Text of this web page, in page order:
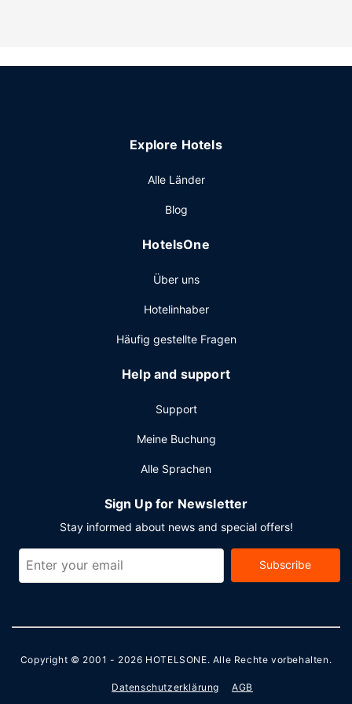
Explore Hotels
Alle Länder
Blog
HotelsOne
Über uns
Hotelinhaber
Häufig gestellte Fragen
Help and support
Support
Meine Buchung
Alle Sprachen
Sign Up for Newsletter
Stay informed about news and special offers!
Subscribe
Copyright © 2001 - 2026 HOTELSONE. Alle Rechte vorbehalten.
Datenschutzerklärung AGB